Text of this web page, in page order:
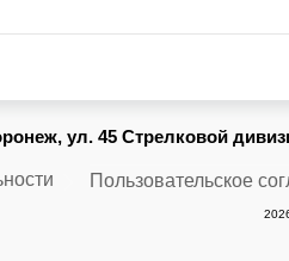
ул. 45 Стрелковой
Пользовательское